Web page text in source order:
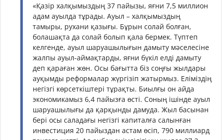
«Қазір халқымыздың 37 пайызы, яғни 7,5 миллион
адам ауылда тұрады. Ауыл – халқымыздың
тамыры, рухани қазығы. Бұрын солай болған,
болашақта да солай болып қала бермек. Түптеп
келгенде, ауыл шаруашылығын дамыту мәселесіне
жалпы ауыл-аймақтарды, яғни бүкіл елді дамыту
деп қараған жөн. Осы бағытта біз соңғы жылдары
ауқымды реформалар жүргізіп жатырмыз. Еліміздің
негізгі көрсеткіштері тұрақты. Биылғы он айда
экономикамыз 6,4 пайызға өсті. Соның ішінде ауыл
шаруашылығы да қарқынды дамуда. Жыл басынан
бері осы саладағы негізгі капиталға салынған
инвестиция 20 пайыздан астам өсіп, 790 миллиард